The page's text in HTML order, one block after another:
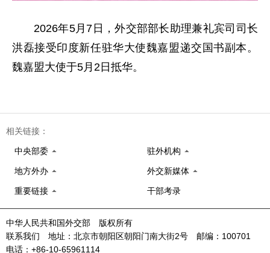
2026年5月7日，外交部部长助理兼礼宾司司长
洪磊接受印度新任驻华大使魏嘉盟递交国书副本。
魏嘉盟大使于5月2日抵华。
相关链接：
中央部委 驻外机构
地方外办 外交新媒体
重要链接 干部考录
中华人民共和国外交部 版权所有
联系我们 地址：北京市朝阳区朝阳门南大街2号 邮编：100701
电话：+86-10-65961114